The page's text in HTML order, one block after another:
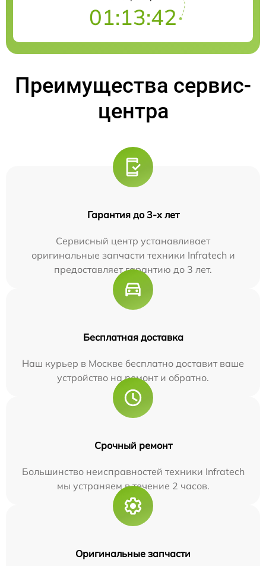
01:13:41
Преимущества сервис-
центра
Гарантия до 3-х лет
Сервисный центр устанавливает
оригинальные запчасти техники Infratech и
предоставляет гарантию до 3 лет.
Бесплатная доставка
Наш курьер в Москве бесплатно доставит ваше
устройство на ремонт и обратно.
Срочный ремонт
Большинство неисправностей техники Infratech
мы устраняем в течение 2 часов.
Оригинальные запчасти